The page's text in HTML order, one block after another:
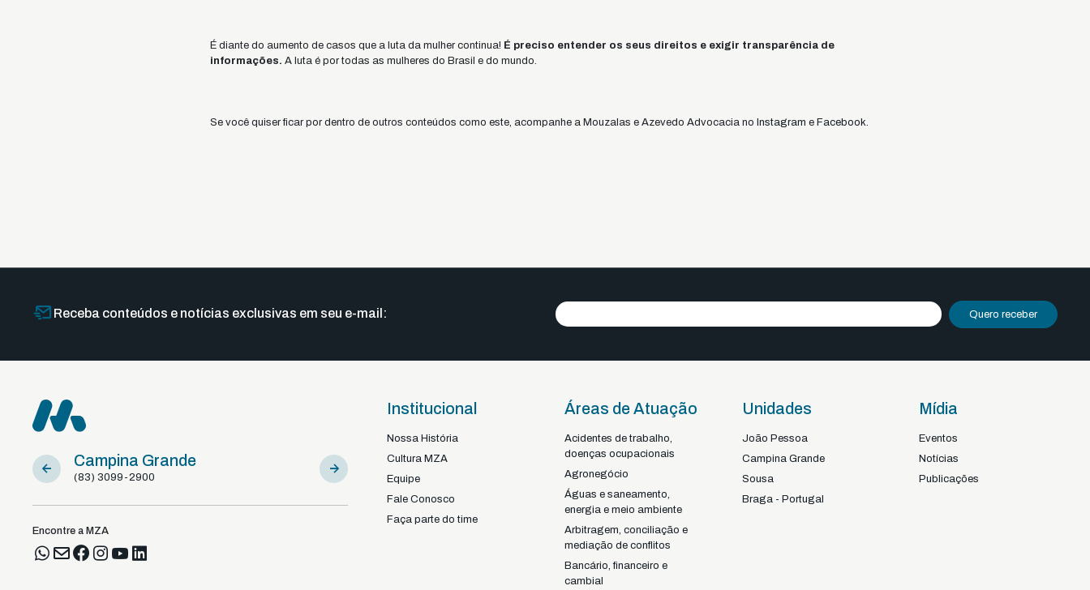
É diante do aumento de casos que a luta da mulher continua! É preciso entender os seus direitos e exigir transparência de
informações. A luta é por todas as mulheres do Brasil e do mundo.
Se você quiser ficar por dentro de outros conteúdos como este, acompanhe a Mouzalas e Azevedo Advocacia no Instagram e Facebook.
Receba conteúdos e notícias exclusivas em seu e-mail: Quero receber
Campina Grande
(83) 3099-2900
Sousa
(83) 98122-92925
Braga - Portugal
+351
Encontre a MZA
Institucional
Nossa História
Cultura MZA
Equipe
Fale Conosco
Faça parte do time
Áreas de Atuação
Acidentes de trabalho,
doenças ocupacionais
Agronegócio
Águas e saneamento,
energia e meio ambiente
Arbitragem, conciliação e
mediação de conflitos
Bancário, financeiro e
cambial
Unidades
João Pessoa
Campina Grande
Sousa
Braga - Portugal
Mídia
Eventos
Notícias
Publicações